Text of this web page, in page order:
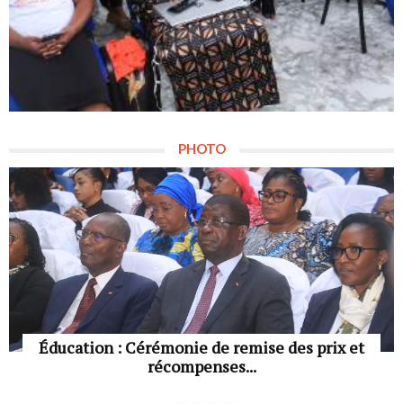
PHOTO
Éducation : Cérémonie de remise des prix et
récompenses...